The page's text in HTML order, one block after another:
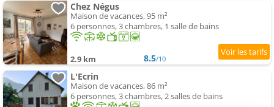
Chez Négus
Maison de vacances, 95 m²
6 personnes, 3 chambres, 1 salle de bains
2.9 km 8.5/10
L'Ecrin
Maison de vacances, 86 m²
6 personnes, 3 chambres, 2 salles de bains